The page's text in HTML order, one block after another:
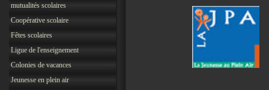
mutualités scolaires
Coopérative scolaire
Fêtes scolaires
Ligue de l'enseignement
Colonies de vacances
Jeunesse en plein air